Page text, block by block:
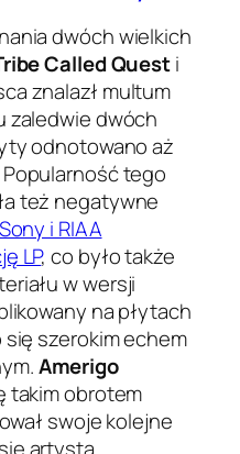
dwóch wielkich
Called Questi
znalazł multum
zaledwie dwóch
odnotowano aż
tego
też negatywne
Sony i RIAA
LP, co było także
w wersji
na płytach
szerokim echem
Amerigo
takim obrotem
swoje kolejne